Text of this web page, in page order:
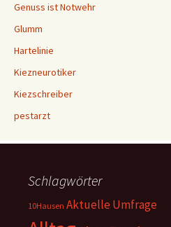
Genuss ist Notwehr
Glumm
Hartelinie
Kiezneurotiker
Kiezschreiber
pestarzt
Schlagwörter
10Hausen Aktuelle Umfrage